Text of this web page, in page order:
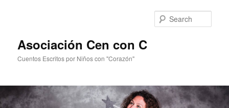
Asociación Cen con C
Cuentos Escritos por Niños con "Corazón"